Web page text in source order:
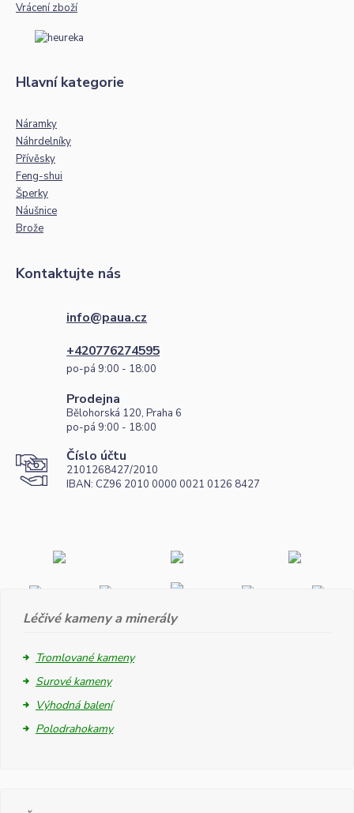
Vrácení zboží
Hlavní kategorie
Náramky
Náhrdelníky
Přívěsky
Feng-shui
Šperky
Náušnice
Brože
Kontaktujte nás
info@paua.cz
+420776274595
po-pá 9:00 - 18:00
Prodejna
Bělohorská 120, Praha 6
po-pá 9:00 - 18:00
Číslo účtu
2101268427/2010
IBAN: CZ96 2010 0000 0021 0126 8427
Léčivé kameny a minerály
Tromlované kameny
Surové kameny
Výhodná balení
Polodrahokamy